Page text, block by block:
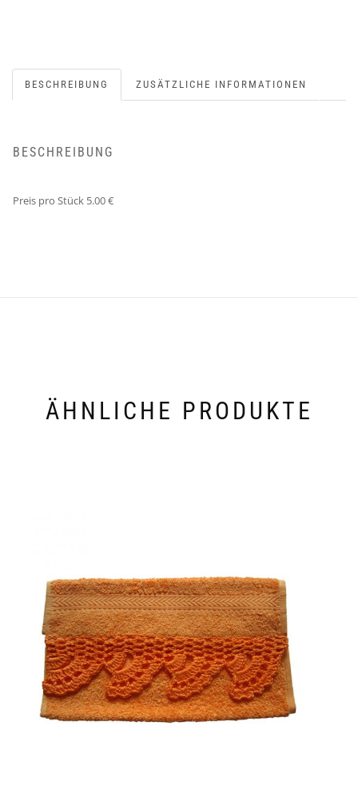
BESCHREIBUNG ZUSÄTZLICHE INFORMATIONEN
BESCHREIBUNG
Preis pro Stück 5.00 €
ÄHNLICHE PRODUKTE